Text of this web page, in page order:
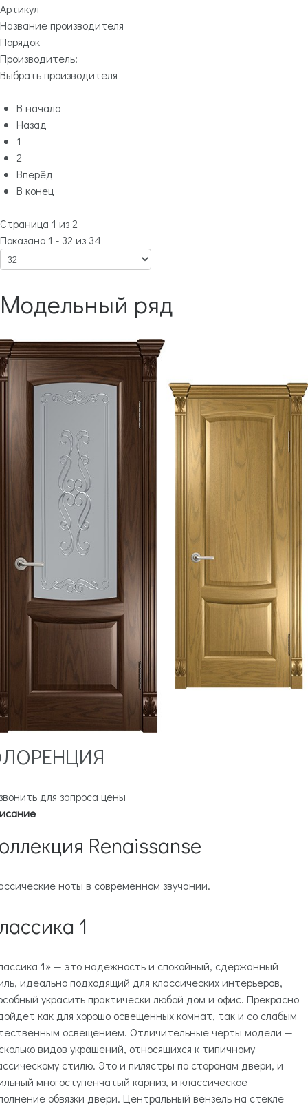
Артикул
Название производителя
Порядок
Производитель:
Выбрать производителя
В начало
Назад
1
2
Вперёд
В конец
Страница 1 из 2
Показано 1 - 32 из 34
Модельный ряд
для запроса цены
Renaissanse
ноты в современном звучании.
1
1» — это надежность и спокойный, сдержанный
идеально подходящий для классических интерьеров,
украсить практически любой дом и офис. Прекрасно
как для хорошо освещенных комнат, так и со слабым
освещением. Отличительные черты модели —
видов украшений, относящихся к типичному
стилю. Это и пилястры по сторонам двери, и
многоступенчатый карниз, и классическое
обвязки двери. Центральный вензель на стекле